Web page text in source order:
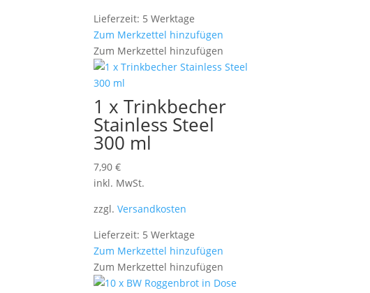
Lieferzeit: 5 Werktage
Zum Merkzettel hinzufügen
Zum Merkzettel hinzufügen
1 x Trinkbecher
Stainless Steel
300 ml
7,90€
inkl. MwSt.
zzgl.Versandkosten
Lieferzeit: 5 Werktage
Zum Merkzettel hinzufügen
Zum Merkzettel hinzufügen